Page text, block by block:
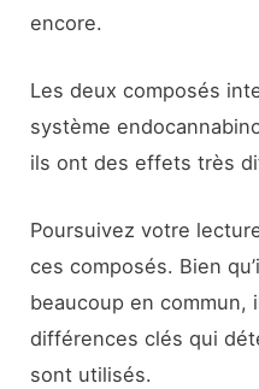
encore.
Les deux composés
système
ils ont des effets très
Poursuivez votre
ces composés. Bien
beaucoup en commun,
différences clés qui
sont utilisés.